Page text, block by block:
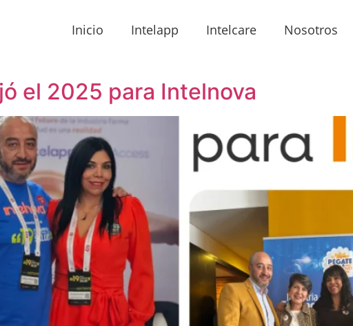
Inicio Intelapp Intelcare Nosotros
el 2025 para Intelnova